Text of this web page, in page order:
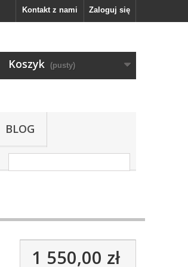
Zaloguj się
Kontakt z nami
Koszyk (pusty)
BLOG
1 550,00 zł